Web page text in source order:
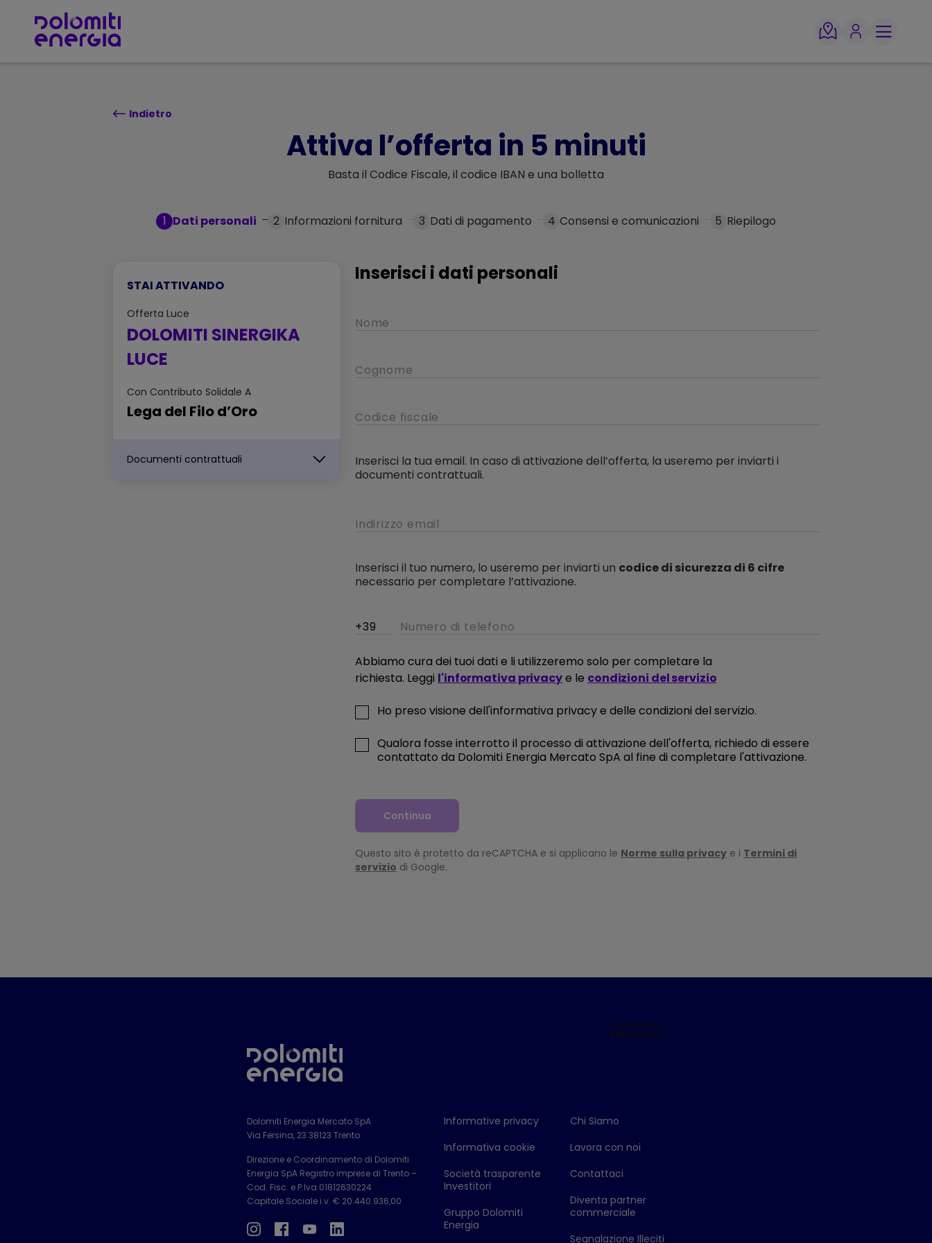
Indietro
Attiva l’offerta in 5 minuti
Basta il Codice Fiscale, il codice IBAN e una bolletta
1 Dati personali 2 Informazioni fornitura 3 Dati di pagamento 4 Consensi e comunicazioni 5 Riepilogo
STAI ATTIVANDO
Offerta Luce
DOLOMITI SINERGIKA
LUCE
Con Contributo Solidale A
Lega del Filo d’Oro
Documenti contrattuali
Inserisci i dati personali
Inserisci la tua email. In caso di attivazione dell’offerta, la useremo per inviarti i
documenti contrattuali.
Inserisci il tuo numero, lo useremo per inviarti un codice di sicurezza di 6 cifre
necessario per completare l’attivazione.
Abbiamo cura dei tuoi dati e li utilizzeremo solo per completare la
richiesta. Leggi l'informativa privacye le condizioni del servizio
Ho preso visione dell'informativa privacy e delle condizioni del servizio.
Qualora fosse interrotto il processo di attivazione dell'offerta, richiedo di essere
contattato da Dolomiti Energia Mercato SpA al fine di completare l'attivazione.
Continua
Questo sito è protetto da reCAPTCHA e si applicano le Norme sulla privacy e i Termini di
servizio di Google.
Dolomiti Energia Mercato SpA
Via Fersina, 23 38123 Trento
Direzione e Coordinamento di Dolomiti
Energia SpA Registro imprese di Trento –
Cod. Fisc. e P.Iva 01812630224
Capitale Sociale i.v. € 20.440.936,00
Informative privacy
Informativa cookie
Società trasparente
Investitori
Gruppo Dolomiti
Energia
Chi Siamo
Lavora con noi
Contattaci
Diventa partner
commerciale
Segnalazione Illeciti